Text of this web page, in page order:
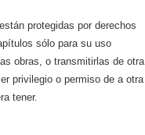
protegidas por derechos
sólo para su uso
obras, o transmitirlas de otra
privilegio o permiso de a otra
tener.